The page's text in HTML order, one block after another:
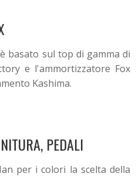
basato sul top di gamma di
e l'ammortizzatore Fox
Kashima.
PEDALI
per i colori la scelta della